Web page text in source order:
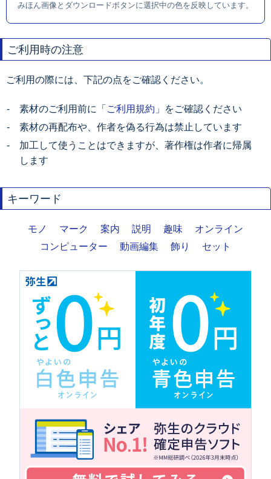
みほん画像とダウンロードボタンに選択中の色を反映しています。
ご利用時の注意
ご利用の際には、下記の点をご確認ください。
素材のご利用前に「 ご利用規約 」をご確認ください
素材の再配布や、作者を偽る行為は禁止しています
加工して使うことはできますが、著作権は作者に帰属
します
キーワード
モノ マーク 案内 説明 趣味
オンライン
コンピューター
動画編集 飾り セット